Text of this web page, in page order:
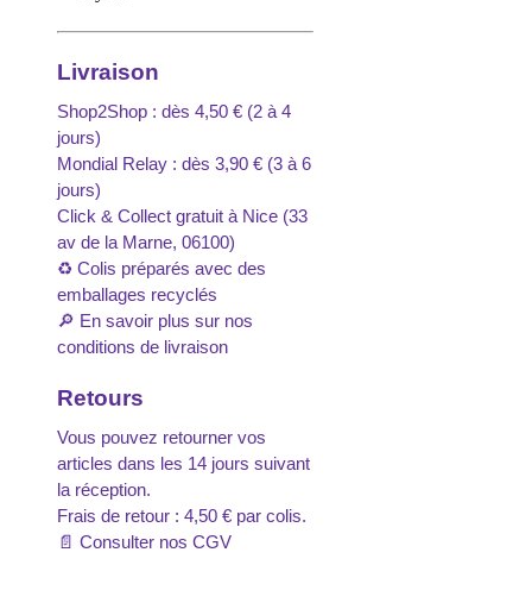
Livraison
Shop2Shop : dès 4,50 € (2 à 4
jours)
Mondial Relay : dès 3,90 € (3 à 6
jours)
Click & Collect gratuit à Nice (33
av de la Marne, 06100)
♻️ Colis préparés avec des
emballages recyclés
🔎 En savoir plus sur nos
conditions de livraison
Retours
Vous pouvez retourner vos
articles dans les 14 jours suivant
la réception.
Frais de retour : 4,50 € par colis.
📄 Consulter nos CGV